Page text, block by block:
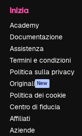
Inizia
Academy
Documentazione
Assistenza
Termini e condizioni
Politica sulla privacy
Originali New
Politica dei cookie
Centro di fiducia
Affiliati
Aziende